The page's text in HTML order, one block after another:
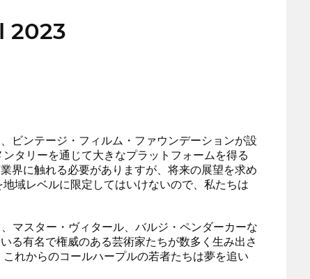
2023
ビンテージ・フィルム・ファウンデーションが設
タリーを通じて大きなプラットフォームを得る
界に触れる必要がありますが、将来の展望を求め
域レベルに限定してはいけないので、私たちは
マスター・ヴィタール、バルジ・ペンダーカーな
る有名で権威のある芸術家たちが数多く生み出さ
れからのコールハープルの若者たちは夢を追い